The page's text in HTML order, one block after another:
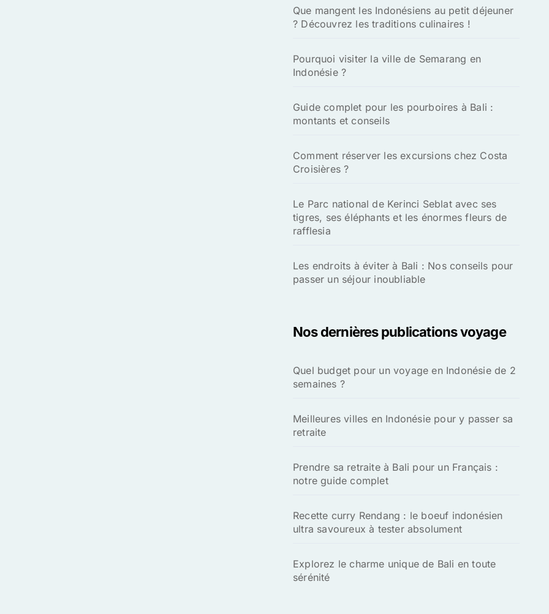
Que mangent les Indonésiens au petit déjeuner
? Découvrez les traditions culinaires !
Pourquoi visiter la ville de Semarang en
Indonésie ?
Guide complet pour les pourboires à Bali :
montants et conseils
Comment réserver les excursions chez Costa
Croisières ?
Le Parc national de Kerinci Seblat avec ses
tigres, ses éléphants et les énormes fleurs de
rafflesia
Les endroits à éviter à Bali : Nos conseils pour
passer un séjour inoubliable
Nos dernières publications voyage
Quel budget pour un voyage en Indonésie de 2
semaines ?
Meilleures villes en Indonésie pour y passer sa
retraite
Prendre sa retraite à Bali pour un Français :
notre guide complet
Recette curry Rendang : le boeuf indonésien
ultra savoureux à tester absolument
Explorez le charme unique de Bali en toute
sérénité